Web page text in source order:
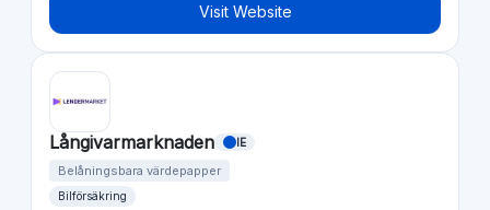
Visit Website
Långivarmarknaden IE
Belåningsbara värdepapper
Bilförsäkring